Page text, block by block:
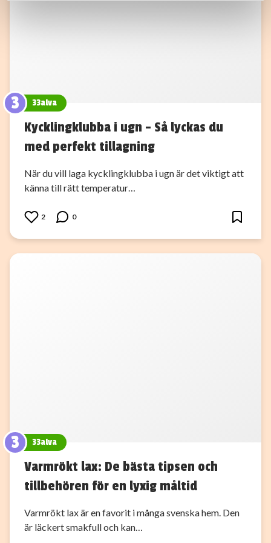
3 33alva
Kycklingklubba i ugn – Så lyckas du
med perfekt tillagning
När du vill laga kycklingklubba i ugn är det viktigt att
känna till rätt temperatur…
2 0
3 33alva
Varmrökt lax: De bästa tipsen och
tillbehören för en lyxig måltid
Varmrökt lax är en favorit i många svenska hem. Den
är läckert smakfull och kan…